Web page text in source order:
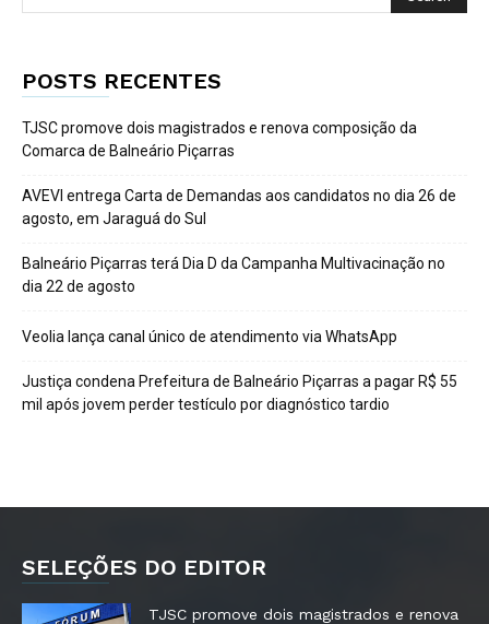
POSTS RECENTES
TJSC promove dois magistrados e renova composição da
Comarca de Balneário Piçarras
AVEVI entrega Carta de Demandas aos candidatos no dia 26 de
agosto, em Jaraguá do Sul
Balneário Piçarras terá Dia D da Campanha Multivacinação no
dia 22 de agosto
Veolia lança canal único de atendimento via WhatsApp
Justiça condena Prefeitura de Balneário Piçarras a pagar R$ 55
mil após jovem perder testículo por diagnóstico tardio
SELEÇÕES DO EDITOR
TJSC promove dois magistrados e renova